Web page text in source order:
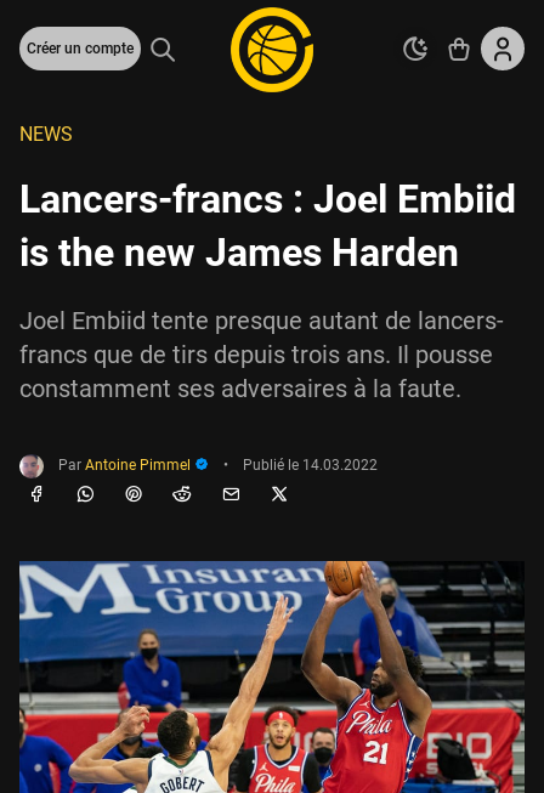
Créer un compte
NEWS
Lancers-francs : Joel Embiid
is the new James Harden
Joel Embiid tente presque autant de lancers-
francs que de tirs depuis trois ans. Il pousse
constamment ses adversaires à la faute.
Par Antoine Pimmel • Publié le 14.03.2022